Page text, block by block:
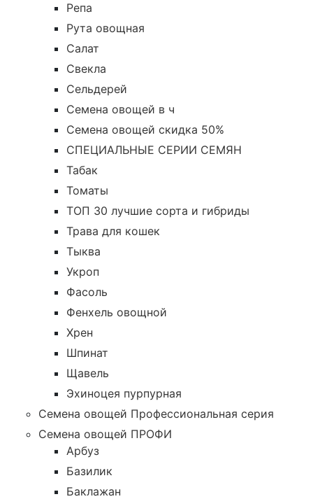
Репа
Рута овощная
Салат
Свекла
Сельдерей
Семена овощей в ч
Семена овощей скидка 50%
СПЕЦИАЛЬНЫЕ СЕРИИ СЕМЯН
Табак
Томаты
ТОП 30 лучшие сорта и гибриды
Трава для кошек
Тыква
Укроп
Фасоль
Фенхель овощной
Хрен
Шпинат
Щавель
Эхиноцея пурпурная
Семена овощей Профессиональная серия
Семена овощей ПРОФИ
Арбуз
Базилик
Баклажан